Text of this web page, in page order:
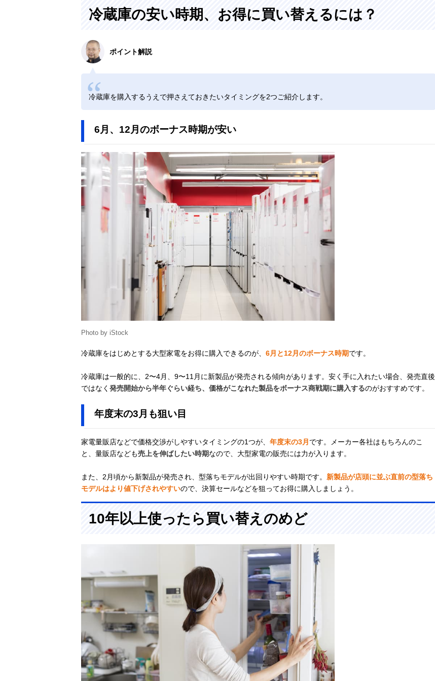
冷蔵庫の安い時期、お得に買い替えるには？
ポイント解説
冷蔵庫を購入するうえで押さえておきたいタイミングを2つご紹介します。
6月、12月のボーナス時期が安い
Photo by iStock
冷蔵庫をはじめとする大型家電をお得に購入できるのが、 6月と12月のボーナス時期です。
冷蔵庫は一般的に、2〜4月、9〜11月に新製品が発売される傾向があります。安く手に入れたい場合、発売直後
ではなく 発売開始から半年ぐらい経ち、価格がこなれた製品をボーナス商戦期に購入するのがおすすめです。
年度末の3月も狙い目
家電量販店などで価格交渉がしやすいタイミングの1つが、 年度末の3月 です。メーカー各社はもちろんのこ
と、量販店なども売上を伸ばしたい時期なので、大型家電の販売には力が入ります。
また、2月頃から新製品が発売され、型落ちモデルが出回りやすい時期です。 新製品が店頭に並ぶ直前の型落ち
モデルはより値下げされやすいので、決算セールなどを狙ってお得に購入しましょう。
10年以上使ったら買い替えのめど